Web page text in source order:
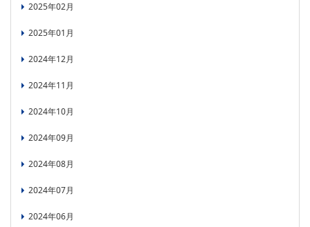
2025年02月
2025年01月
2024年12月
2024年11月
2024年10月
2024年09月
2024年08月
2024年07月
2024年06月